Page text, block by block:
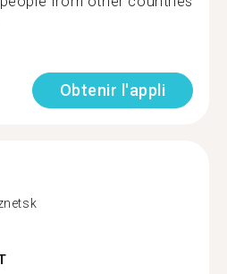
Obtenir l'appli